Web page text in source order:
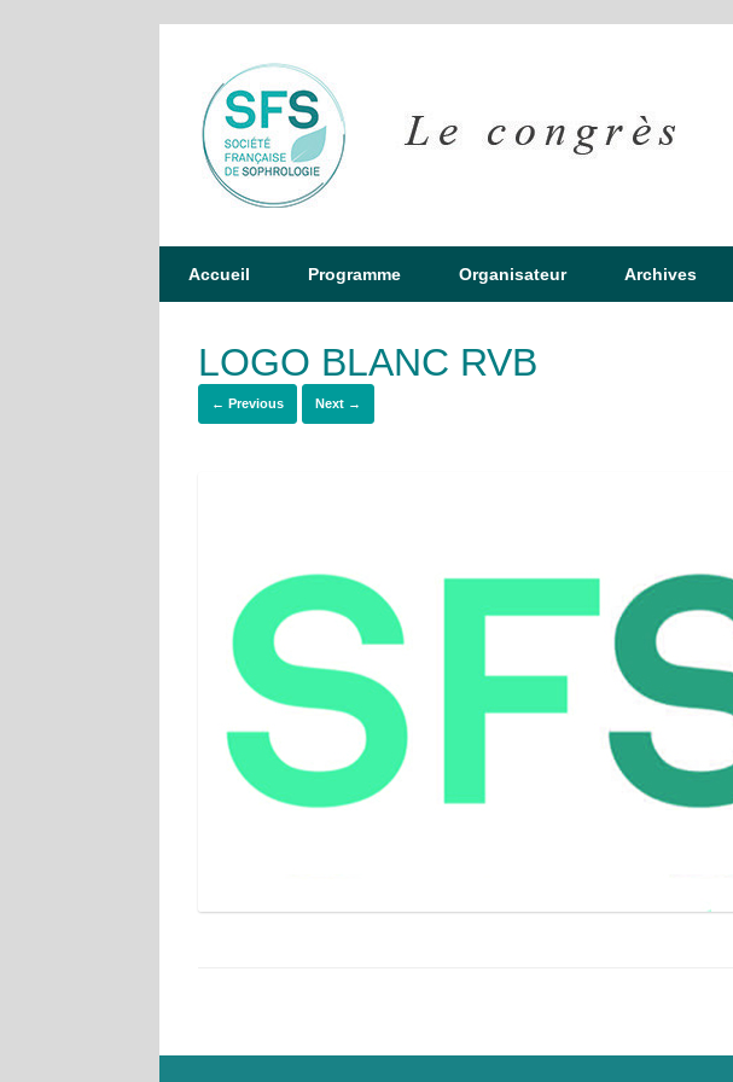
Accueil Programme Organisateur Archives
LOGO BLANC RVB
← Previous Next →